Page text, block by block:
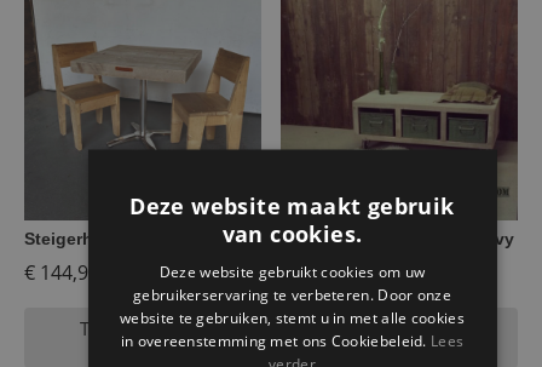
Steigerhouten tafeltje Linne
€ 144,95
Toevoegen aan
winkelwagen
Steigerhouten tv-meubel Ivy
€149,95
Toevoegen aan
winkelwagen
Deze website maakt gebruik
van cookies.
Deze website gebruikt cookies om uw
gebruikerservaring te verbeteren. Door onze
website te gebruiken, stemt u in met alle cookies
in overeenstemming met ons Cookiebeleid. Lees